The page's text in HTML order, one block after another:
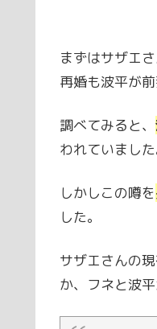
まずはサザエ
再婚も波平が
調べてみると、
われていました
しかしこの噂を
した。
サザエさんの
か、フネと波